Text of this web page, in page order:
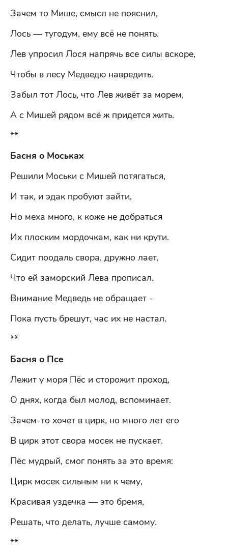
Зачем то Мише, смысл не пояснил,
Лось — тугодум, ему всё не понять.
Лев упросил Лося напрячь все силы вскоре,
Чтобы в лесу Медведю навредить.
Забыл тот Лось, что Лев живёт за морем,
А с Мишей рядом всё ж придется жить.
**
Басня о Моськах
Решили Моськи с Мишей потягаться,
И так, и эдак пробуют зайти,
Но меха много, к коже не добраться
Их плоским мордочкам, как ни крути.
Сидит поодаль свора, дружно лает,
Что ей заморский Лева прописал.
Внимание Медведь не обращает -
Пока пусть брешут, час их не настал.
**
Басня о Псе
Лежит у моря Пёс и сторожит проход,
О днях, когда был молод, вспоминает.
Зачем-то хочет в цирк, но много лет его
В цирк этот свора мосек не пускает.
Пёс мудрый, смог понять за это время:
Цирк мосек сильным ни к чему,
Красивая уздечка — это бремя,
Решать, что делать, лучше самому.
**